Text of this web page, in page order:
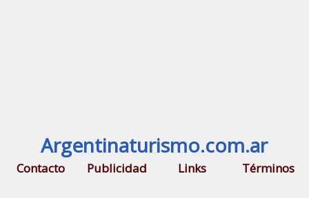
Argentinaturismo.com.ar
Contacto Publicidad Links Términos